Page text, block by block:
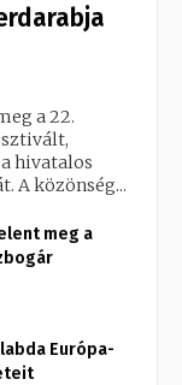
a 22.
hivatalos
A közönség...
meg a
Európa-